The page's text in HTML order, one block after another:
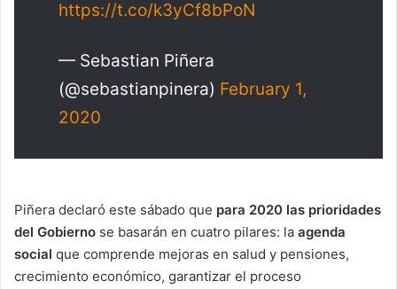
https://t.co/k3yCf8bPoN
— Sebastian Piñera
(@sebastianpinera) February 1,
2020
Piñera declaró este sábado que para 2020 las prioridades
del Gobierno se basarán en cuatro pilares: la agenda
social que comprende mejoras en salud y pensiones,
crecimiento económico, garantizar el proceso